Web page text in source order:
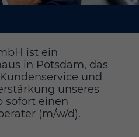
ist ein
in Potsdam, das
und
unseres
sofort einen
(m/w/d).